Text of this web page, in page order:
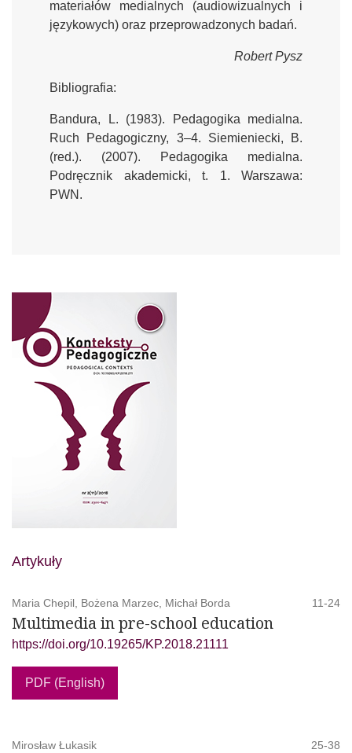
materiałów medialnych (audiowizualnych i
językowych) oraz przeprowadzonych badań.
Robert Pysz
Bibliografia:
Bandura, L. (1983). Pedagogika medialna.
Ruch Pedagogiczny, 3–4. Siemieniecki, B.
(red.). (2007). Pedagogika medialna.
Podręcznik akademicki, t. 1. Warszawa:
PWN.
Artykuły
Maria Chepil, Bożena Marzec, Michał Borda 11-24
Multimedia in pre-school education
https://doi.org/10.19265/KP.2018.21111
PDF (English)
Mirosław Łukasik 25-38